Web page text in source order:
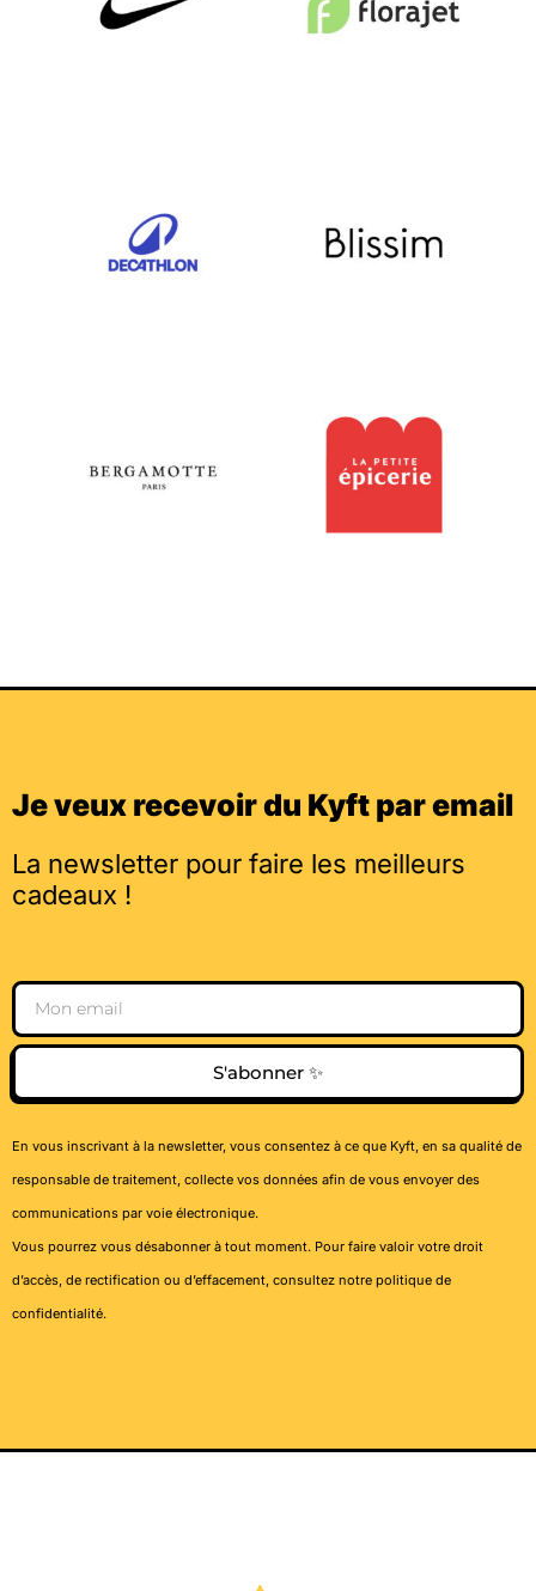
Je veux recevoir du Kyft par email
La newsletter pour faire les meilleurs
cadeaux !
Email
S'abonner ✨
En vous inscrivant à la newsletter, vous consentez à ce que Kyft, en sa qualité de
responsable de traitement, collecte vos données afin de vous envoyer des
communications par voie électronique.
Vous pourrez vous désabonner à tout moment. Pour faire valoir votre droit
d’accès, de rectification ou d’effacement, consultez notre politique de
confidentialité.